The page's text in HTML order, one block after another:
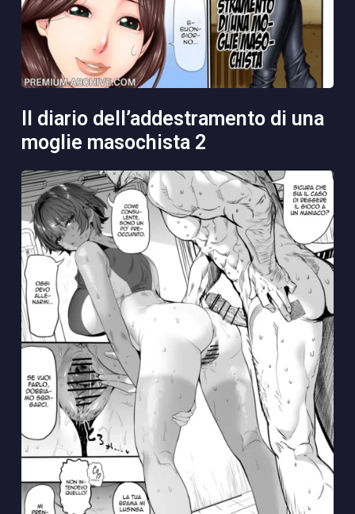
moglie masochista 2